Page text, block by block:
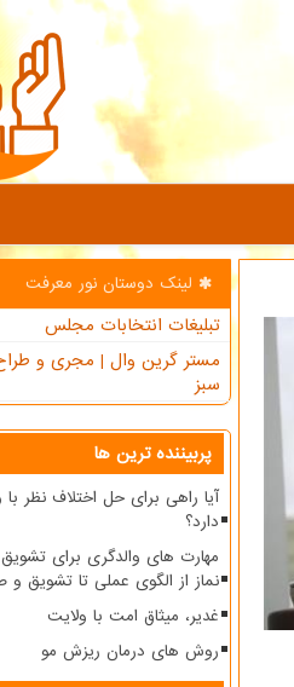
لینک دوستان نور معرفت
تبلیغات انتخابات مجلس
مستر گرین وال | مجری و طراح
سبز
پربیننده ترین ها
آیا راهی برای حل اختلاف نظر
دارد؟
مهارت های والدگری برای تشویق
نماز از الگوی عملی تا تشویق و
غدیر، میثاق امت با ولایت
روش های درمان ریزش مو